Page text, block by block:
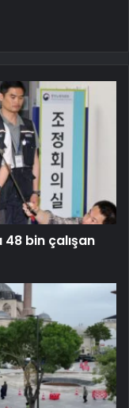
48 bin çalışan